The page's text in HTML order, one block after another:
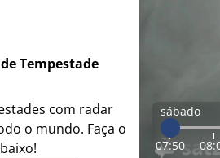
Tempestade
com radar
o mundo. Faça o
sábado
07:50